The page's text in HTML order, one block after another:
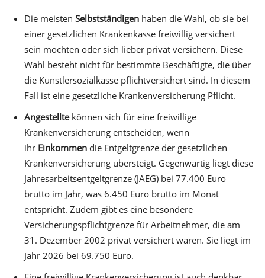
Die meisten Selbstständigen haben die Wahl, ob sie bei
einer gesetzlichen Krankenkasse freiwillig versichert
sein möchten oder sich lieber privat versichern. Diese
Wahl besteht nicht für bestimmte Beschäftigte, die über
die Künstlersozialkasse pflichtversichert sind. In diesem
Fall ist eine gesetzliche Krankenversicherung Pflicht.
Angestelltekönnen sich für eine freiwillige
Krankenversicherung entscheiden, wenn
ihr Einkommen die Entgeltgrenze der gesetzlichen
Krankenversicherung übersteigt. Gegenwärtig liegt diese
Jahresarbeitsentgeltgrenze (JAEG) bei 77.400 Euro
brutto im Jahr, was 6.450 Euro brutto im Monat
entspricht. Zudem gibt es eine besondere
Versicherungspflichtgrenze für Arbeitnehmer, die am
31. Dezember 2002 privat versichert waren. Sie liegt im
Jahr 2026 bei 69.750 Euro.